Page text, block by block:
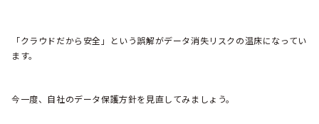
「クラウドだから安全」という誤解がデータ消失リスクの温床になってい
ます。
今一度、自社のデータ保護方針を見直してみましょう。